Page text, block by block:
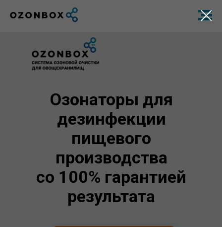
Озонаторы для
дезинфекции
пищевого
производства
со 100% гарантией
результата